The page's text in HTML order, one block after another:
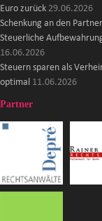
Euro zurück 29.06.2026
Schenkung an den
Steuerliche
16.06.2026
Steuern sparen als
optimal 11.06.2026
Partner